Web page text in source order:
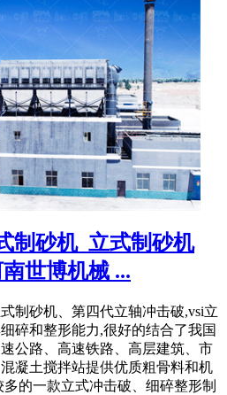
制砂机_立式制砂机
南世博机械 ...
制砂机、第四代立轴冲击破,vsi立
碎和整形能力,很好的结合了我国
公路、高速铁路、高层建筑、市
凝土搅拌站提供优质粗骨料和机
的一款立式冲击破、细碎整形制